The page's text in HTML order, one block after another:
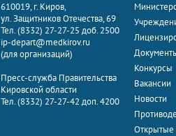
610019, г. Киров,
ул. Защитников Отечества, 69
Тел. (8332) 27-27-25 доб. 2500
ip-depart@medkirov.ru
(для организаций)
Пресс-служба Правительства
Кировской области
Тел. (8332) 27-27-42 доп. 4200
Конкурсы
Вакансии
Новости